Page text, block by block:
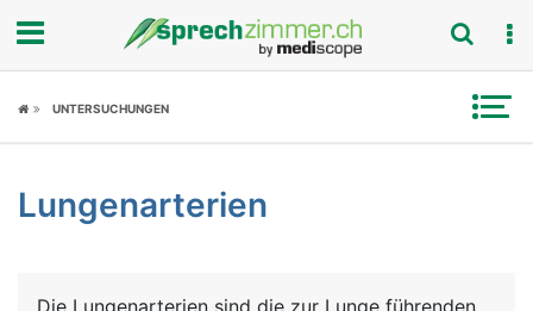
Fokus
Symptome
UNTERSUCHUNGEN
Lungenarterien
Die Lungenarterien sind die zur Lunge führenden